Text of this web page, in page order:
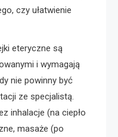
czy ułatwienie
eteryczne są
i wymagają
nie powinny być
ze specjalistą.
inhalacje (na ciepło
masaże (po